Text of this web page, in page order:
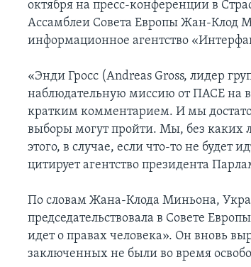
октября на пресс-конференции в
Ассамблеи Совета Европы Жан-Клод
информационное агентство
«Энди Гросс (Andreas Gross, лидер
наблюдательную миссию от ПАСЕ на
кратким комментарием. И мы
выборы могут пройти. Мы, без каких
этого, в случае, если что-то не будет
цитирует агентство президента
По словам Жана-Клода Миньона,
председательствовала в Совете
идет о правах человека». Он вновь
заключенных не были во время